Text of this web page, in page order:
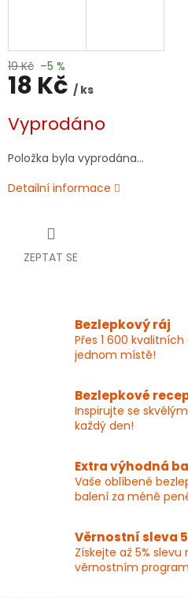
19 Kč –5 %
18 Kč / ks
cena:
Vyprodáno
Položka byla vyprodána…
Detailní informace
ZEPTAT SE
Bezlepkový ráj
Přes 1 600
jednom místě!
Bezlepkové
Inspirujte se
každý den!
Extra výhodná
Vaše oblíbené
balení za méně
Věrnostní sleva 5
Získejte až 5%
věrnostním